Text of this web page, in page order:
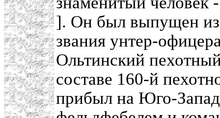
]. Он был выпущен из
звания унтер-
Ольтинский
составе 160-й
прибыл на Юго-